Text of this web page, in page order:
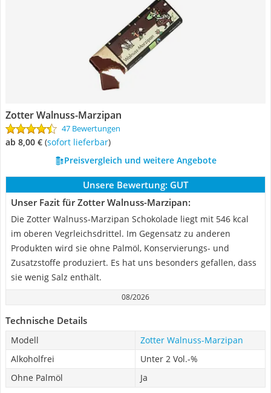
Zotter Walnuss-Marzipan
47 Bewertungen
ab 8,00 € ( Sofort lieferbar)
Preisvergleich und weitere Angebote
Unsere Bewertung: GUT
Unser Fazit für Zotter Walnuss-Marzipan:
Die Zotter Walnuss-Marzipan Schokolade liegt mit 546 kcal
im oberen Vegrleichsdrittel. Im Gegensatz zu anderen
Produkten wird sie ohne Palmöl, Konservierungs- und
Zusatzstoffe produziert. Es hat uns besonders gefallen, dass
sie wenig Salz enthält.
08/2026
Technische Details
Modell
Zotter Walnuss-Marzipan
Alkoholfrei
Unter 2 Vol.-%
Ohne Palmöl
Ja